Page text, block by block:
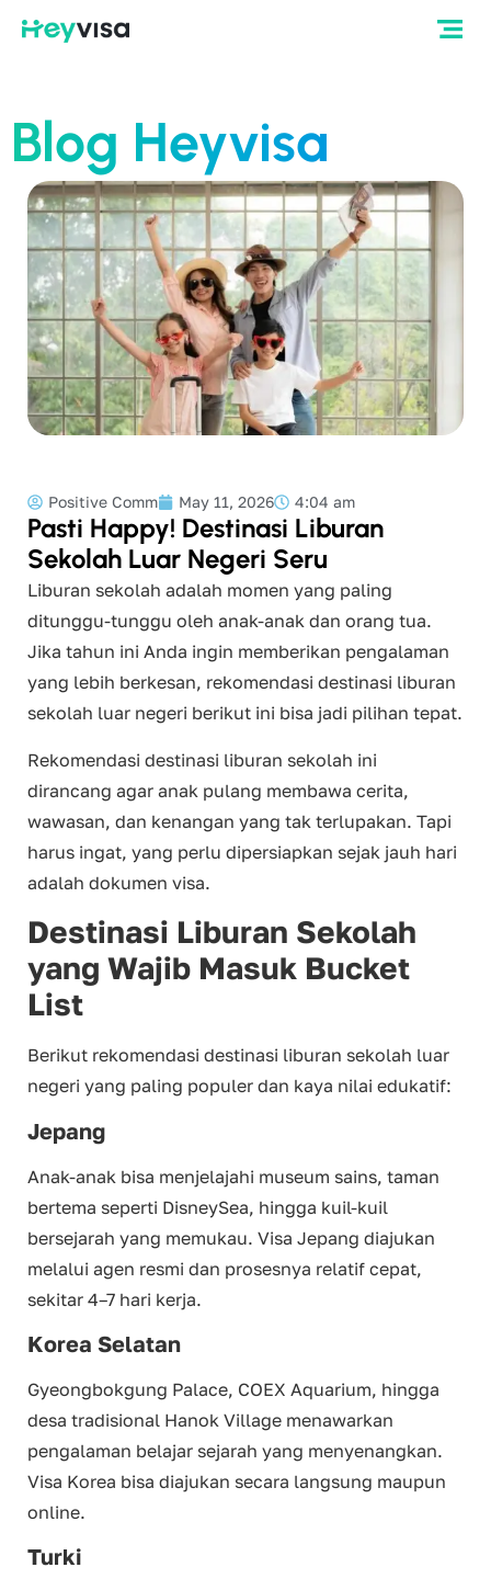
Blog Heyvisa
Positive Comm May 11, 2026 4:04 am
Pasti Happy! Destinasi Liburan
Sekolah Luar Negeri Seru
Liburan sekolah adalah momen yang paling
ditunggu-tunggu oleh anak-anak dan orang tua.
Jika tahun ini Anda ingin memberikan pengalaman
yang lebih berkesan, rekomendasi destinasi liburan
sekolah luar negeri berikut ini bisa jadi pilihan tepat.
Rekomendasi destinasi liburan sekolah ini
dirancang agar anak pulang membawa cerita,
wawasan, dan kenangan yang tak terlupakan. Tapi
harus ingat, yang perlu dipersiapkan sejak jauh hari
adalah dokumen visa.
Destinasi Liburan Sekolah
yang Wajib Masuk Bucket
List
Berikut rekomendasi destinasi liburan sekolah luar
negeri yang paling populer dan kaya nilai edukatif:
Jepang
Anak-anak bisa menjelajahi museum sains, taman
bertema seperti DisneySea, hingga kuil-kuil
bersejarah yang memukau. Visa Jepang diajukan
melalui agen resmi dan prosesnya relatif cepat,
sekitar 4–7 hari kerja.
Korea Selatan
Gyeongbokgung Palace, COEX Aquarium, hingga
desa tradisional Hanok Village menawarkan
pengalaman belajar sejarah yang menyenangkan.
Visa Korea bisa diajukan secara langsung maupun
online.
Turki